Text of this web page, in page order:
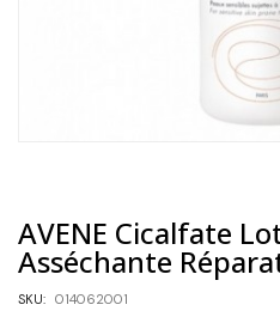
AVENE Cicalfate
Asséchante
SKU: 014062001